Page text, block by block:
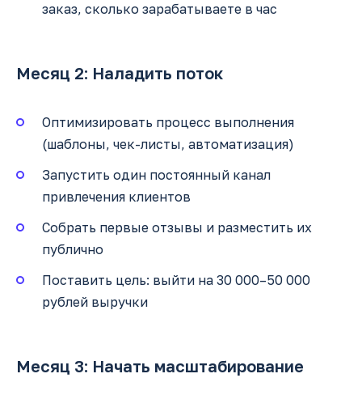
заказ, сколько зарабатываете в час
Месяц 2: Наладить поток
Оптимизировать процесс выполнения
(шаблоны, чек-листы, автоматизация)
Запустить один постоянный канал
привлечения клиентов
Собрать первые отзывы и разместить их
публично
Поставить цель: выйти на 30 000–50 000
рублей выручки
Месяц 3: Начать масштабирование